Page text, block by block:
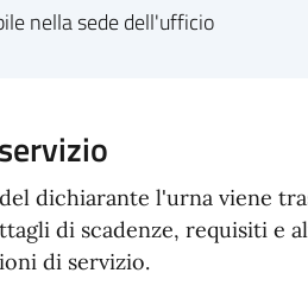
nella sede dell'ufficio
dichiarante l'urna viene
di scadenze, requisiti e
di servizio.